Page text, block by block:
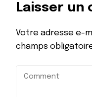
Laisser un
Votre adresse e-
champs